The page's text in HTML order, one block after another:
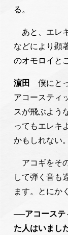
る。
あと、エレ
などにより顕
のオモロイと
濵田
僕にとっ
アコースティ
スが飛ぶよう
ってもエレキ
かもしれない。
アコギをそ
して弾く音も
ます。とにか
──アコーステ
た人はいまし